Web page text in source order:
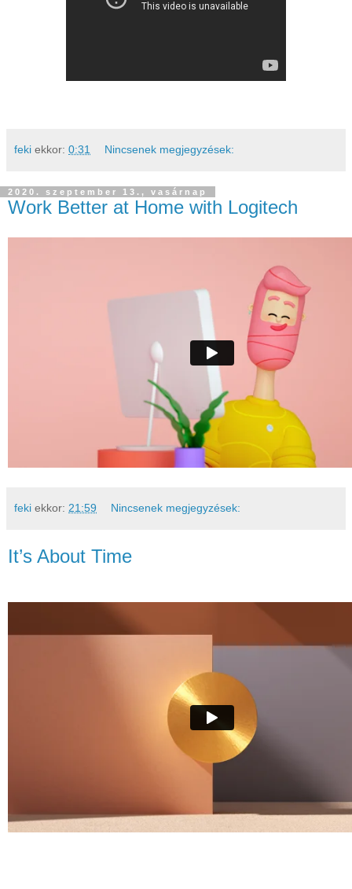
feki ekkor: 0:31 Nincsenek megjegyzések:
2020. szeptember 13., vasárnap
Work Better at Home with Logitech
feki ekkor: 21:59 Nincsenek megjegyzések:
It’s About Time